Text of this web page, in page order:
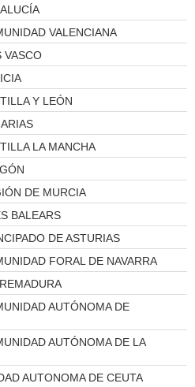
VALENCIANA
VASCO
Y LEÓN
LA MANCHA
DE MURCIA
BALEARS
DE ASTURIAS
FORAL DE NAVARRA
AUTÓNOMA DE
AUTÓNOMA DE LA
AUTONOMA DE CEUTA